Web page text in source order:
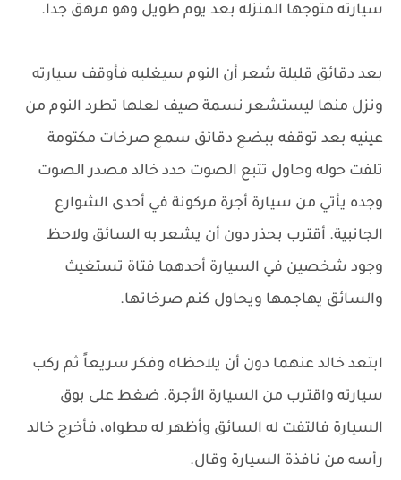
سيارته متوجها المنزله بعد يوم طويل وهو مرهق جدا.
بعد دقائق قليلة شعر أن النوم سيغليه فأوقف سيارته
ونزل منها ليستشعر نسمة صيف لعلها تطرد النوم من
عينيه بعد توقفه ببضع دقائق سمع صرخات مكتومة
تلفت حوله وحاول تتبع الصوت حدد خالد مصدر الصوت
وجده يأتي من سيارة أجرة مركونة في أحدى الشوارع
الجانبية. أقترب بحذر دون أن يشعر به السائق ولاحظ
وجود شخصين في السيارة أحدهما فتاة تستغيث
والسائق يهاجمها ويحاول كنم صرخاتها.
ابتعد خالد عنهما دون أن يلاحظاه وفكر سريعاً ثم ركب
سيارته واقترب من السيارة الأجرة. ضغط على بوق
السيارة فالتفت له السائق وأظهر له مطواه، فأخرج خالد
رأسه من نافذة السيارة وقال.